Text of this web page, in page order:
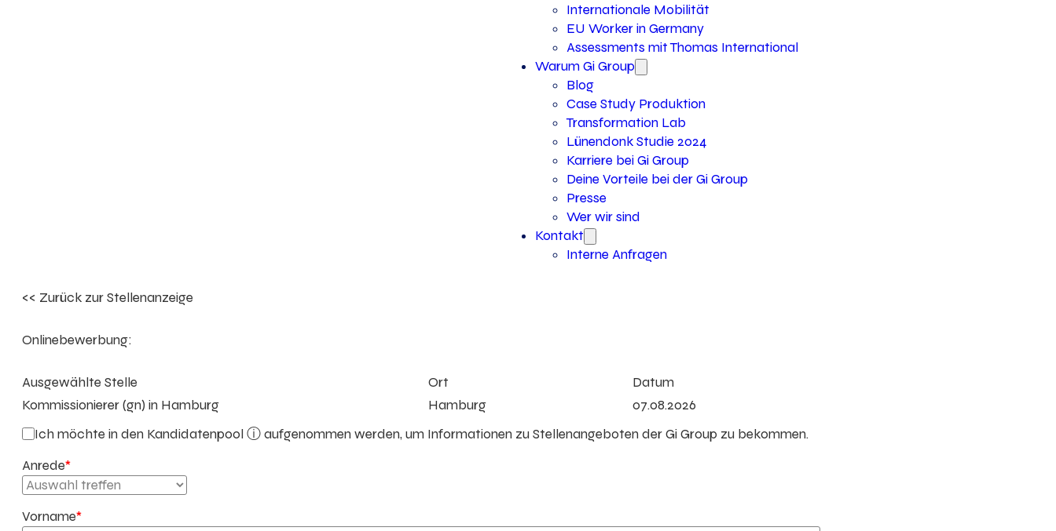
Internationale Mobilität
EU Worker in Germany
Assessments mit Thomas International
Warum Gi Group
Blog
Case Study Produktion
Transformation Lab
Lünendonk Studie 2024
Karriere bei Gi Group
Deine Vorteile bei der Gi Group
Presse
Wer wir sind
Kontakt
Interne Anfragen
<< Zurück zur Stellenanzeige
Onlinebewerbung:
Ausgewählte Stelle
Kommissionierer (gn) in Hamburg
Ort
Hamburg
Datum
07.08.2026
Ich möchte in den Kandidatenpool ⓘaufgenommen werden, um Informationen zu Stellenangeboten der Gi Group zu bekommen.
Anrede*
Vorname*